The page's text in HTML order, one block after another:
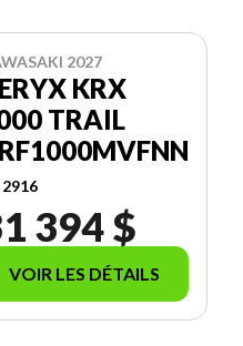
2027
KRX
TRAIL
2916
394 $
VOIR LES DÉTAILS